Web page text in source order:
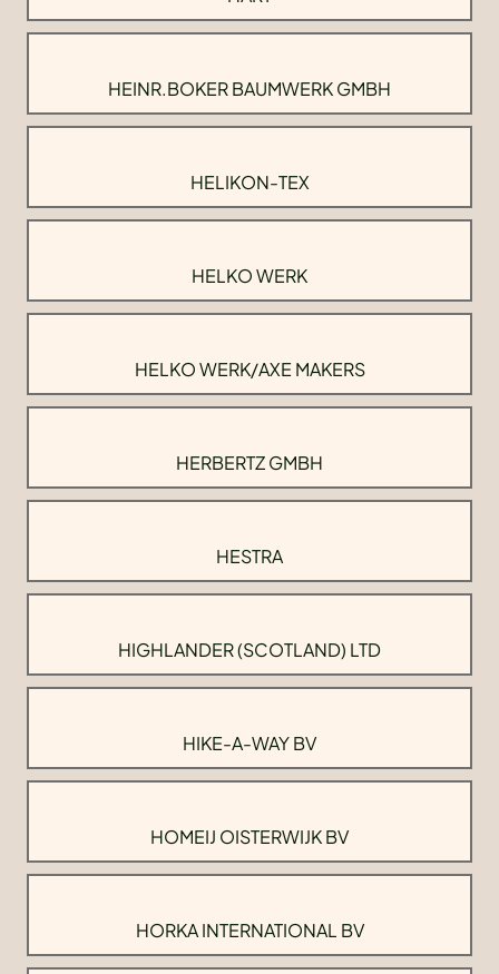
HEINR.BOKER BAUMWERK GMBH
HELIKON-TEX
HELKO WERK
HELKO WERK/AXE MAKERS
HERBERTZ GMBH
HESTRA
HIGHLANDER (SCOTLAND) LTD
HIKE-A-WAY BV
HOMEIJ OISTERWIJK BV
HORKA INTERNATIONAL BV